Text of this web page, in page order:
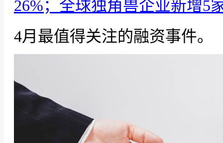
26%；全球独角兽企业新增5
4月最值得关注的融资事件。